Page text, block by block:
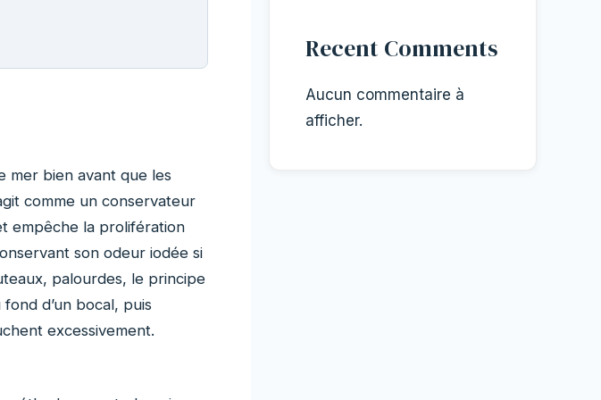
mer bien avant que les
comme un conservateur
empêche la prolifération
son odeur iodée si
palourdes, le principe
d’un bocal, puis
excessivement.
Recent Comments
Aucun commentaire à
afficher.